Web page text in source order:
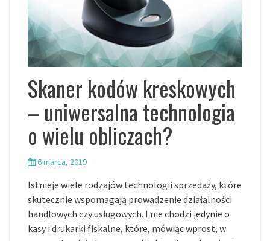
Skaner kodów kreskowych
– uniwersalna technologia
o wielu obliczach?
6 marca, 2019
Istnieje wiele rodzajów technologii sprzedaży, które
skutecznie wspomagają prowadzenie działalności
handlowych czy usługowych. I nie chodzi jedynie o
kasy i drukarki fiskalne, które, mówiąc wprost, w